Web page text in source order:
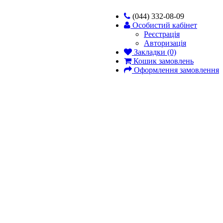
(044) 332-08-09
Особистий кабінет
Реєстрація
Авторизація
Закладки (0)
Кошик замовлень
Оформлення замовлення